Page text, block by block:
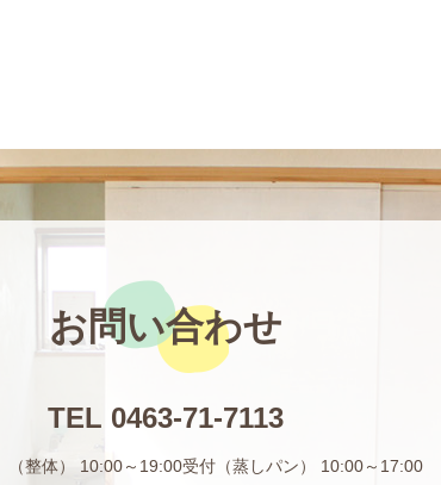
お問い合わせ
TEL 0463-71-7113
（整体） 10:00～19:00受付 （蒸しパン） 10:00～17:00